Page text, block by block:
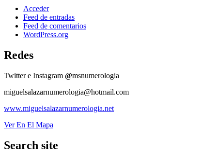
Acceder
Feed de entradas
Feed de comentarios
WordPress.org
Redes
Twitter e Instagram @msnumerologia
miguelsalazarnumerologia@hotmail.com
www.miguelsalazarnumerologia.net
Ver En El Mapa
Search site